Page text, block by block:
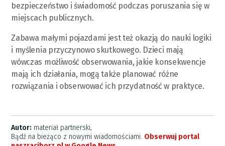
bezpieczeństwo i świadomość podczas poruszania się w
miejscach publicznych.
Zabawa małymi pojazdami jest też okazją do nauki logiki
i myślenia przyczynowo skutkowego. Dzieci mają
wówczas możliwość obserwowania, jakie konsekwencje
mają ich działania, mogą także planować różne
rozwiązania i obserwować ich przydatność w praktyce.
Autor: materiał partnerski,
Bądź na bieżąco z nowymi wiadomościami. Obserwuj portal